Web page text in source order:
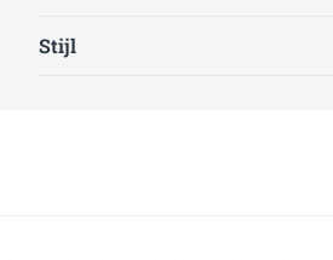
Stijl